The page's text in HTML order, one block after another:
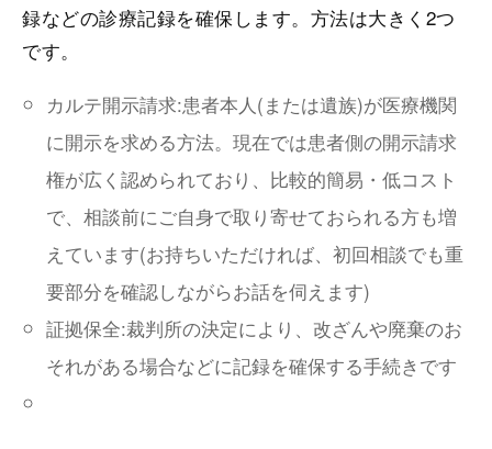
録などの診療記録を確保します。方法は大きく2つ
です。
カルテ開示請求:患者本人(または遺族)が医療機関
に開示を求める方法。現在では患者側の開示請求
権が広く認められており、比較的簡易・低コスト
で、相談前にご自身で取り寄せておられる方も増
えています(お持ちいただければ、初回相談でも重
要部分を確認しながらお話を伺えます)
証拠保全:裁判所の決定により、改ざんや廃棄のお
それがある場合などに記録を確保する手続きです